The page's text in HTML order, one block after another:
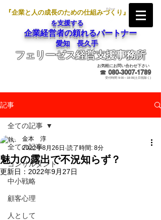
『企業と人の成長のための仕組みづくり』
を支援する
企業経営者の頼れるパートナー
愛知 長久手
フェリーゼス経営支援事務所
お気軽にお問い合わせ下さい
☎ 080-3007-1789
受付時間 9:00～18:00(土日祝除く)
記事
全ての記事
コンサルタント
中小戦略
顧客心理
人として
全ての記事
魅力の露出で不況知らず？
金本 淳
2022年8月26日 読了時間: 8分
更新日： 2022年9月27日